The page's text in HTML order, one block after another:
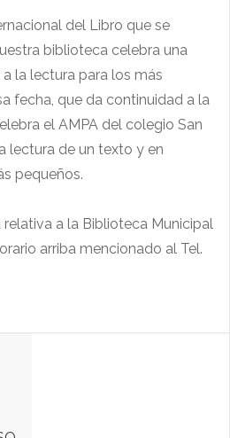
del Libro que se
biblioteca celebra una
la lectura para los más
fecha, que da continuidad a la
el AMPA del colegio San
lectura de un texto y en
pequeños.
relativa a la Biblioteca Municipal
arriba mencionado al Tel.